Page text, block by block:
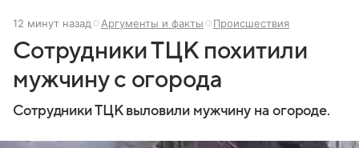
12 минут назад Аргументы и факты Происшествия
Сотрудники ТЦК похитили
мужчину с огорода
Сотрудники ТЦК выловили мужчину на огороде.